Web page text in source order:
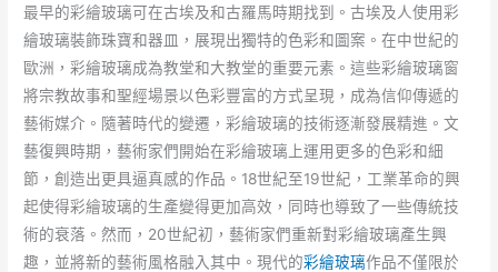
最早的彩繪玻璃可在古埃及和古羅馬時期找到。古埃及人使用彩
繪玻璃裝飾珠寶和器皿，展現出獨特的色彩和圖案。在中世紀的
歐洲，彩繪玻璃成為教堂和大教堂的重要元素。這些彩繪玻璃窗
將宗教故事和聖經場景以色彩豐富的方式呈現，成為信仰傳遞的
藝術媒介。隨著時代的變遷，彩繪玻璃的技術逐漸發展精進。文
藝復興時期，藝術家們開始在彩繪玻璃上運用更多的色彩和細
節，創造出更具逼真感的作品。18世紀至19世紀，工業革命的興
起使得彩繪玻璃的生產變得更加高效，同時也導致了一些傳統技
術的衰落。然而，20世紀初，藝術家們重新對彩繪玻璃產生興
趣，並將新的藝術風格融入其中。現代的彩繪玻璃作品不僅限於